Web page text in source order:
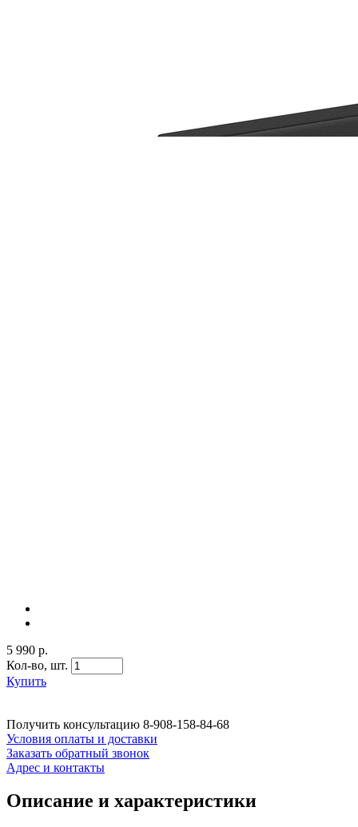
5 990 р.
Кол-во, шт.
Купить
Получить консультацию 8-908-158-84-68
Условия оплаты и доставки
Заказать обратный звонок
Адрес и контакты
Описание и характеристики